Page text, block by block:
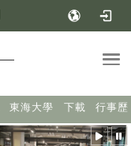
東海大學 下載 行事歷